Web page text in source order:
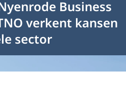
Business
verkent kansen
sector